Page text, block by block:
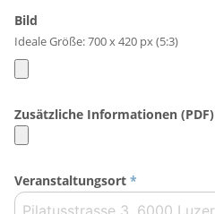
Bild
Ideale Größe: 700 x 420 px (5:3)
Zusätzliche Informationen (PDF)
Veranstaltungsort *